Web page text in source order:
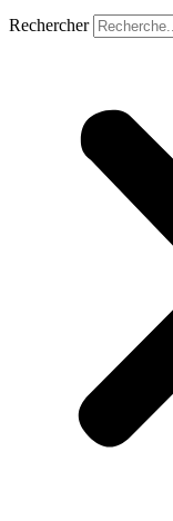
Rechercher